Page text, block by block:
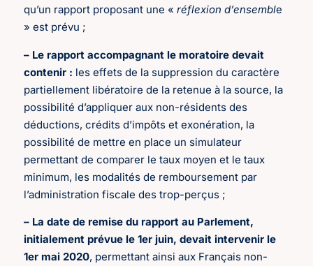
qu’un rapport proposant une «réflexion d’ensemble
» est prévu ;
– Le rapport accompagnant le moratoire devait
contenir : les effets de la suppression du caractère
partiellement libératoire de la retenue à la source, la
possibilité d’appliquer aux non-résidents des
déductions, crédits d’impôts et exonération, la
possibilité de mettre en place un simulateur
permettant de comparer le taux moyen et le taux
minimum, les modalités de remboursement par
l’administration fiscale des trop-perçus ;
– La date de remise du rapport au Parlement,
initialement prévue le 1er juin, devait intervenir le
1er mai 2020, permettant ainsi aux Français non-